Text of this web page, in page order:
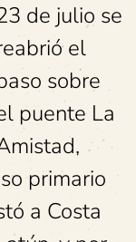
de julio se
el
sobre
puente La
primario
a Costa